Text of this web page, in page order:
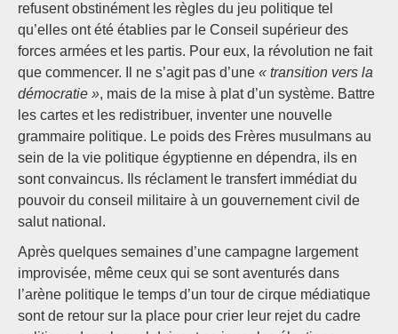
refusent obstinément les règles du jeu politique tel
qu’elles ont été établies par le Conseil supérieur des
forces armées et les partis. Pour eux, la révolution ne fait
que commencer. Il ne s’agit pas d’une « transition vers la
démocratie », mais de la mise à plat d’un système. Battre
les cartes et les redistribuer, inventer une nouvelle
grammaire politique. Le poids des Frères musulmans au
sein de la vie politique égyptienne en dépendra, ils en
sont convaincus. Ils réclament le transfert immédiat du
pouvoir du conseil militaire à un gouvernement civil de
salut national.
Après quelques semaines d’une campagne largement
improvisée, même ceux qui se sont aventurés dans
l’arène politique le temps d’un tour de cirque médiatique
sont de retour sur la place pour crier leur rejet du cadre